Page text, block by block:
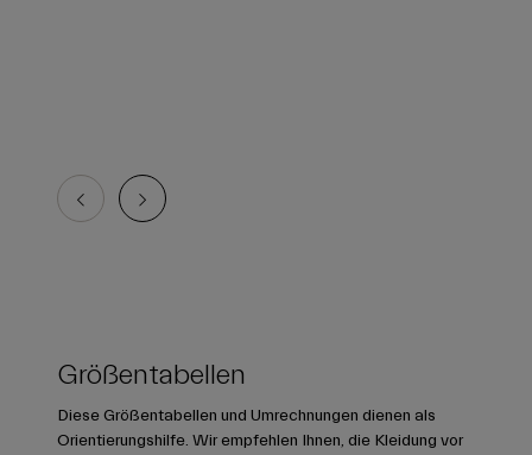
Größentabellen
Diese Größentabellen und Umrechnungen dienen als
Orientierungshilfe. Wir empfehlen Ihnen, die Kleidung vor